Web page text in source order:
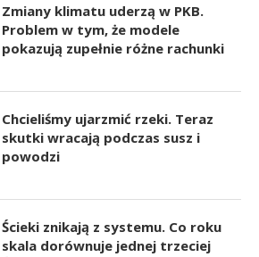
Zmiany klimatu uderzą w PKB.
Problem w tym, że modele
pokazują zupełnie różne rachunki
Chcieliśmy ujarzmić rzeki. Teraz
skutki wracają podczas susz i
powodzi
Ścieki znikają z systemu. Co roku
skala dorównuje jednej trzeciej